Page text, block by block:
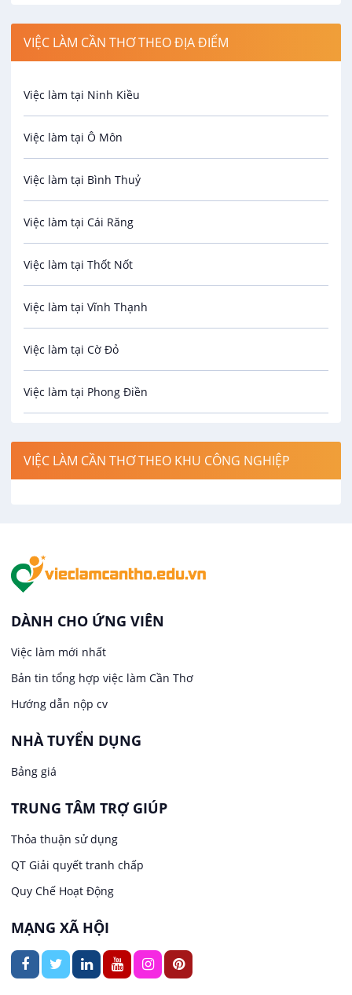
Spa
Bảo Vệ
An toàn lao động
Bảo hiểm
Biên phiên dịch
Bưu chính viễn thông
Cơ khí
Công nghệ sinh học
Công nghệ thực phẩm
Điện / Điện tử / Điện lạnh
Hàng hải / Hàng không
In ấn / Xuất bản
Kế toán
Lái xe
Lao Động Phổ Thông
Lễ tân
May mặc
Ngân hàng
Nhà hàng / Khách sạn
VIỆC LÀM CẦN THƠ THEO ĐỊA ĐIỂM
Việc làm tại Ninh Kiều
Việc làm tại Ô Môn
Việc làm tại Bình Thuỷ
Việc làm tại Cái Răng
Việc làm tại Thốt Nốt
Việc làm tại Vĩnh Thạnh
Việc làm tại Cờ Đỏ
Việc làm tại Phong Điền
Việc làm tại Cái Khế
Việc làm tại An Bình
Việc làm tại Long Tuyền
Việc làm tại Hưng Phú
Việc làm tại Phước Thới
Việc làm tại Thới Long
Việc làm tại Trung Nhất
Việc làm tại Thuận Hưng
Việc làm tại Vị Thanh
VIỆC LÀM CẦN THƠ THEO KHU CÔNG NGHIỆP
DÀNH CHO ỨNG VIÊN
Việc làm mới nhất
Bản tin tổng hợp việc làm Cần Thơ
Hướng dẫn nộp cv
NHÀ TUYỂN DỤNG
Bảng giá
TRUNG TÂM TRỢ GIÚP
Thỏa thuận sử dụng
QT Giải quyết tranh chấp
Quy Chế Hoạt Động
MẠNG XÃ HỘI